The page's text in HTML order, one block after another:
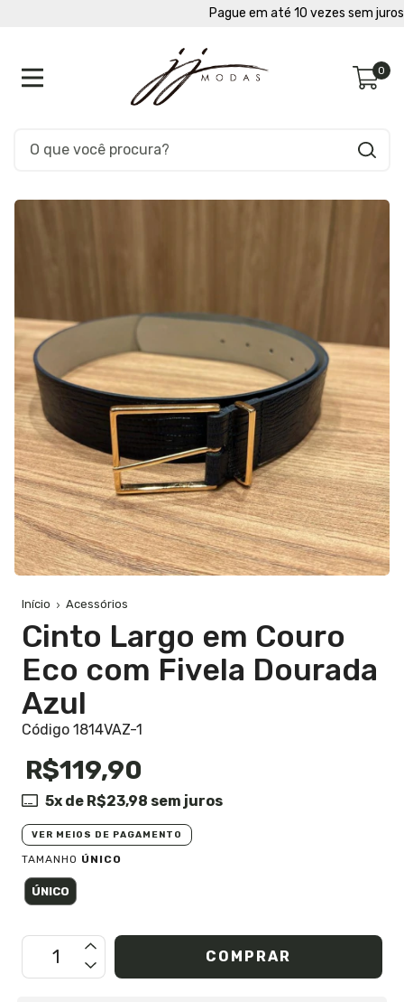
Pague em até 10 vezes sem juros
0
Início Acessórios
Cinto Largo em Couro
Eco com Fivela Dourada
Azul
Código 1814VAZ-1
R$119,90
5x de R$23,98 sem juros
VER MEIOS DE PAGAMENTO
TAMANHO ÚNICO
ÚNICO